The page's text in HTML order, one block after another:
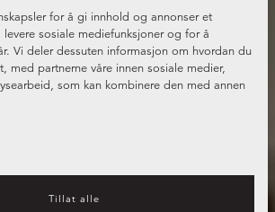
for å gi innhold og annonser et
sosiale mediefunksjoner og for å
Vi deler dessuten informasjon om hvordan du
med partnerne våre innen sosiale medier,
som kan kombinere den med annen
tilgjengelig for dem, eller som de har samlet
Tillat alle